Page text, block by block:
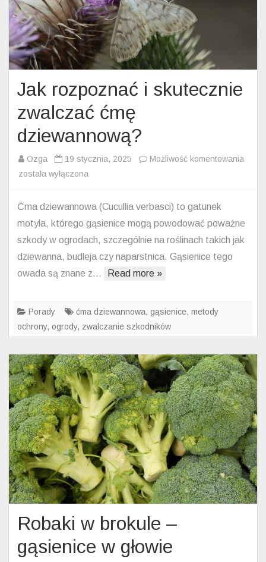
Jak rozpoznać i skutecznie
zwalczać ćmę
dziewannową?
Ozga 19 stycznia, 2025 Możliwość komentowania
została wyłączona
Ćma dziewannowa (Cucullia verbasci) to gatunek
motyla, którego gąsienice mogą powodować poważne
szkody w ogrodach, szczególnie na roślinach takich jak
dziewanna, budleja czy naparstnica. Gąsienice tego
owada są znane z…
Read more »
Porady ćma dziewannowa, gąsienice, metody
ochrony, ogrody, zwalczanie szkodników
Robaki w brokule –
gąsienice w głowie